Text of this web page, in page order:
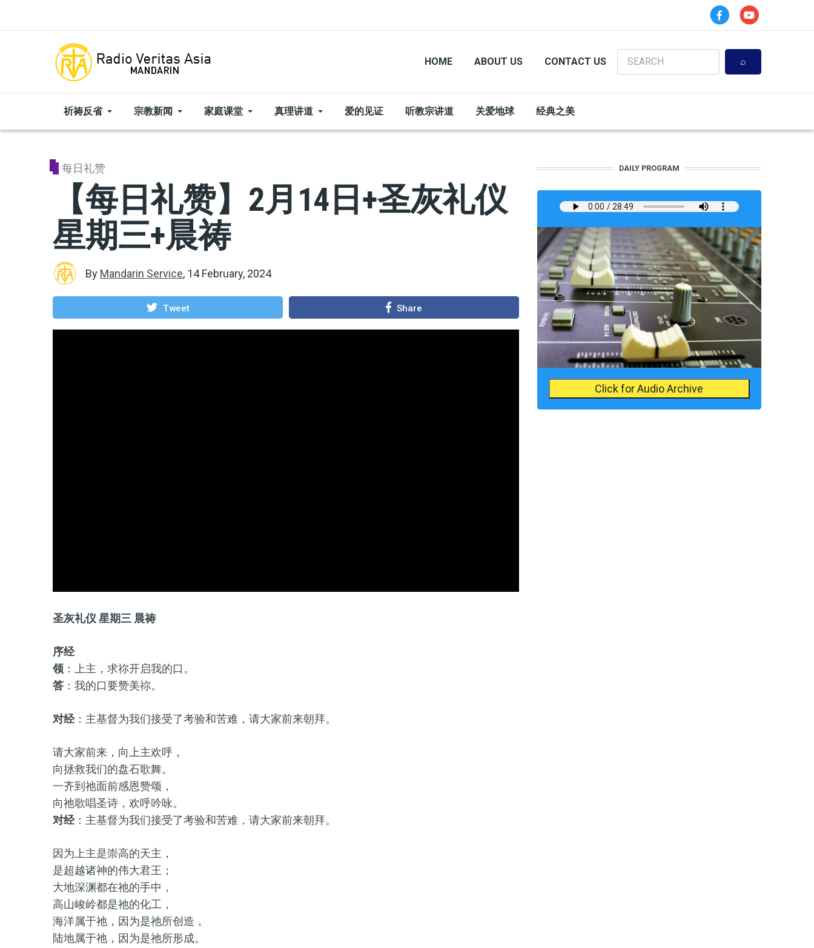
HOME ABOUT US CONTACT US
Search
祈祷反省 宗教新闻 家庭课堂 真理讲道 爱的见证 听教宗讲道 关爱地球 经典之美
每日礼赞
【每日礼赞】2月14日+圣灰礼仪
星期三+晨祷
By Mandarin Service, 14 February, 2024
Tweet Share
圣灰礼仪 星期三 晨祷
序经
领 ：上主，求祢开启我的口。
答 ：我的口要赞美祢。
对经：主基督为我们接受了考验和苦难，请大家前来朝拜。
请大家前来，向上主欢呼，
向拯救我们的盘石歌舞。
一齐到祂面前感恩赞颂，
向祂歌唱圣诗，欢呼吟咏。
对经：主基督为我们接受了考验和苦难，请大家前来朝拜。
因为上主是崇高的天主，
是超越诸神的伟大君王；
大地深渊都在祂的手中，
高山峻岭都是祂的化工，
海洋属于祂，因为是祂所创造，
陆地属于祂，因为是祂所形成。
DAILY PROGRAM
Click for Audio Archive